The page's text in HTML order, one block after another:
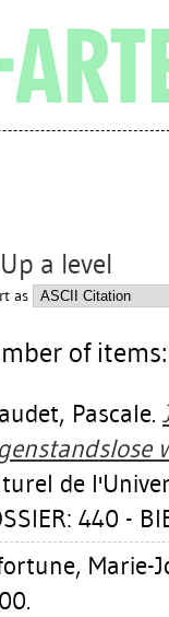
Up a level
as
of
Pascale.
de
440 -
Marie-